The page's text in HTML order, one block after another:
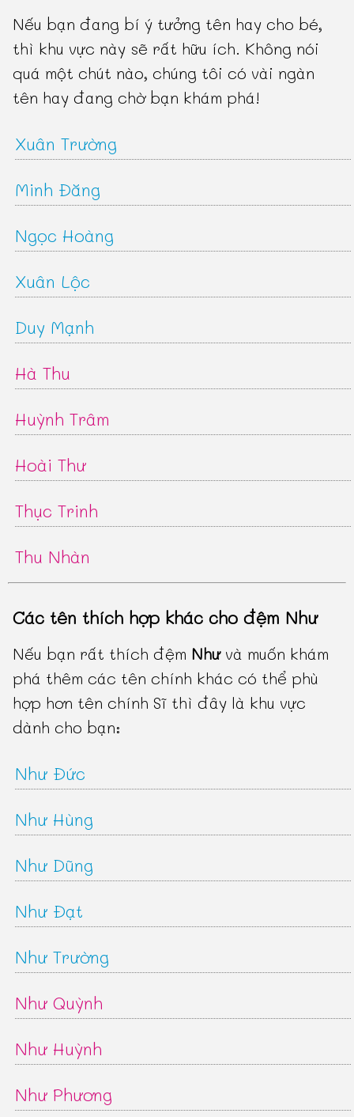
Nếu bạn đang bí ý tưởng tên hay cho bé,
thì khu vực này sẽ rất hữu ích. Không nói
quá một chút nào, chúng tôi có vài ngàn
tên hay đang chờ bạn khám phá!
Xuân Trường
Minh Đăng
Ngọc Hoàng
Xuân Lộc
Duy Mạnh
Hà Thu
Huỳnh Trâm
Hoài Thư
Thục Trinh
Thu Nhàn
Các tên thích hợp khác cho đệm Như
Nếu bạn rất thích đệm Nhưvà muốn khám
phá thêm các tên chính khác có thể phù
hợp hơn tên chính Sĩ thì đây là khu vực
dành cho bạn:
Như Đức
Như Hùng
Như Dũng
Như Đạt
Như Trường
Như Quỳnh
Như Huỳnh
Như Phương